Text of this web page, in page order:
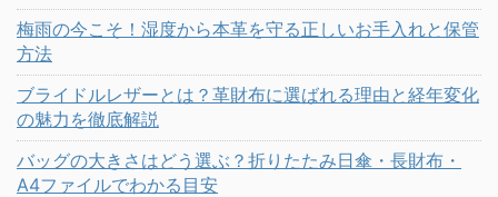
梅雨の今こそ！湿度から本革を守る正しいお手入れと保管
方法
ブライドルレザーとは？革財布に選ばれる理由と経年変化
の魅力を徹底解説
バッグの大きさはどう選ぶ？折りたたみ日傘・長財布・
A4ファイルでわかる目安